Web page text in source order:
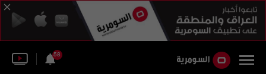
58